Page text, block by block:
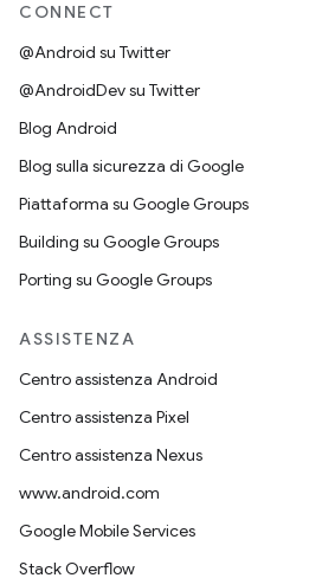
CONNECT
@Android su Twitter
@AndroidDev su Twitter
Blog Android
Blog sulla sicurezza di Google
Piattaforma su Google Groups
Building su Google Groups
Porting su Google Groups
ASSISTENZA
Centro assistenza Android
Centro assistenza Pixel
Centro assistenza Nexus
www.android.com
Google Mobile Services
Stack Overflow